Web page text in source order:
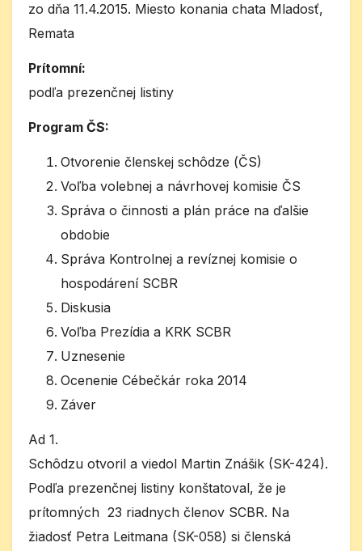
zo dňa 11.4.2015. Miesto konania chata Mladosť,
Remata
Prítomní:
podľa prezenčnej listiny
Program ČS:
Otvorenie členskej schôdze (ČS)
Voľba volebnej a návrhovej komisie ČS
Správa o činnosti a plán práce na ďalšie
obdobie
Správa Kontrolnej a revíznej komisie o
hospodárení SCBR
Diskusia
Voľba Prezídia a KRK SCBR
Uznesenie
Ocenenie Cébečkár roka 2014
Záver
Ad 1.
Schôdzu otvoril a viedol Martin Znášik (SK-424).
Podľa prezenčnej listiny konštatoval, že je
prítomných 23 riadnych členov SCBR. Na
žiadosť Petra Leitmana (SK-058) si členská